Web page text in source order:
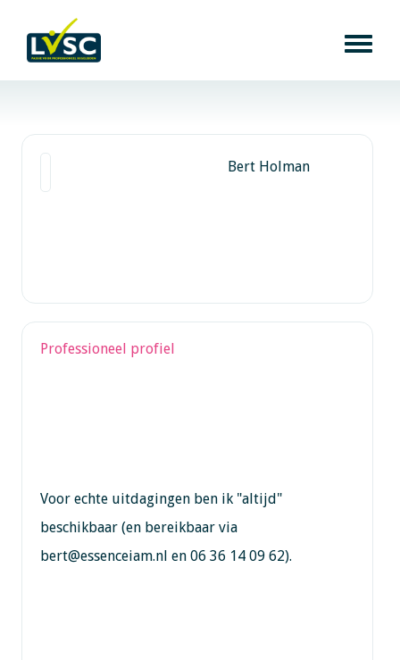
Bert Holman
Professioneel profiel
Voor echte uitdagingen ben ik "altijd"
beschikbaar (en bereikbaar via
bert@essenceiam.nl en 06 36 14 09 62).